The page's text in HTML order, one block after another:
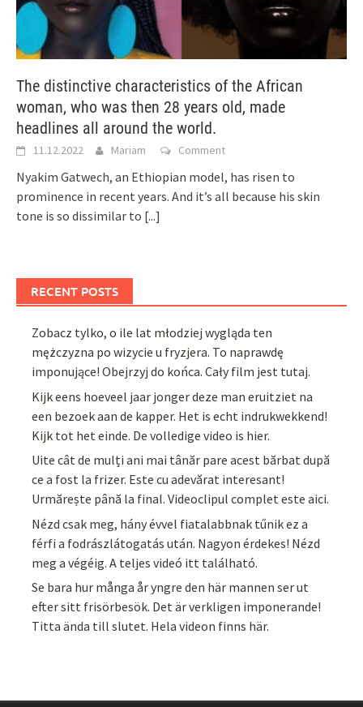
The distinctive characteristics of the African
woman, who was then 28 years old, made
headlines all around the world.
11.12.2022 Mariam Comment
Nyakim Gatwech, an Ethiopian model, has risen to
prominence in recent years. And it’s all because his skin
tone is so dissimilar to [...]
RECENT POSTS
Zobacz tylko, o ile lat młodziej wygląda ten
mężczyzna po wizycie u fryzjera. To naprawdę
imponujące! Obejrzyj do końca. Cały film jest tutaj.
Kijk eens hoeveel jaar jonger deze man eruitziet na
een bezoek aan de kapper. Het is echt indrukwekkend!
Kijk tot het einde. De volledige video is hier.
Uite cât de mulți ani mai tânăr pare acest bărbat după
ce a fost la frizer. Este cu adevărat interesant!
Urmărește până la final. Videoclipul complet este aici.
Nézd csak meg, hány évvel fiatalabbnak tűnik ez a
férfi a fodrászlátogatás után. Nagyon érdekes! Nézd
meg a végéig. A teljes videó itt található.
Se bara hur många år yngre den här mannen ser ut
efter sitt frisörbesök. Det är verkligen imponerande!
Titta ända till slutet. Hela videon finns här.